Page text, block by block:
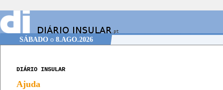
SÁBADOo 8.AGO.2026
DIÁRIO INSULAR
Ajuda